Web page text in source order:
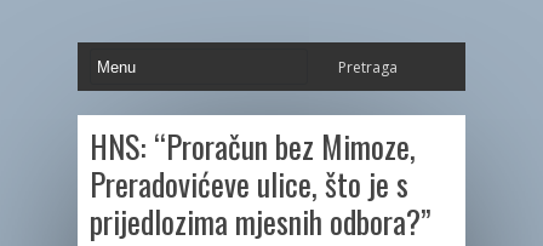
HNS: “Proračun bez Mimoze,
Preradovićeve ulice, što je s
prijedlozima mjesnih odbora?”